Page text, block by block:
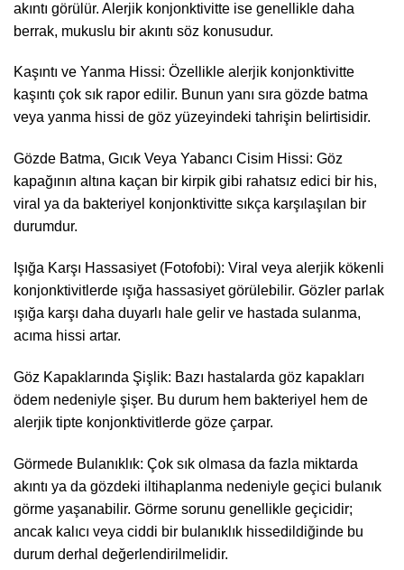
akıntı görülür. Alerjik konjonktivitte ise genellikle daha
berrak, mukuslu bir akıntı söz konusudur.
Kaşıntı ve Yanma Hissi: Özellikle alerjik konjonktivitte
kaşıntı çok sık rapor edilir. Bunun yanı sıra gözde batma
veya yanma hissi de göz yüzeyindeki tahrişin belirtisidir.
Gözde Batma, Gıcık Veya Yabancı Cisim Hissi: Göz
kapağının altına kaçan bir kirpik gibi rahatsız edici bir his,
viral ya da bakteriyel konjonktivitte sıkça karşılaşılan bir
durumdur.
Işığa Karşı Hassasiyet (Fotofobi): Viral veya alerjik kökenli
konjonktivitlerde ışığa hassasiyet görülebilir. Gözler parlak
ışığa karşı daha duyarlı hale gelir ve hastada sulanma,
acıma hissi artar.
Göz Kapaklarında Şişlik: Bazı hastalarda göz kapakları
ödem nedeniyle şişer. Bu durum hem bakteriyel hem de
alerjik tipte konjonktivitlerde göze çarpar.
Görmede Bulanıklık: Çok sık olmasa da fazla miktarda
akıntı ya da gözdeki iltihaplanma nedeniyle geçici bulanık
görme yaşanabilir. Görme sorunu genellikle geçicidir;
ancak kalıcı veya ciddi bir bulanıklık hissedildiğinde bu
durum derhal değerlendirilmelidir.